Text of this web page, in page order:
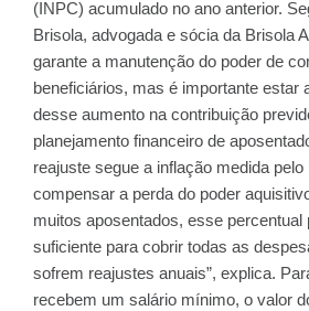
(INPC) acumulado no ano anterior.
Brisola, advogada e sócia da Brisola
garante a manutenção do poder de
beneficiários, mas é importante estar
desse aumento na contribuição
planejamento financeiro de
reajuste segue a inflação medida
compensar a perda do poder
muitos aposentados, esse percentual
suficiente para cobrir todas as
sofrem reajustes anuais”, explica.
recebem um salário mínimo, o valor